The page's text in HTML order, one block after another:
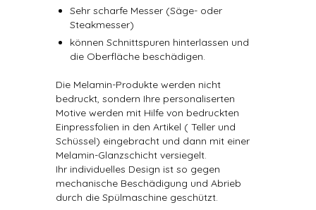
Sehr scharfe Messer (Säge- oder
Steakmesser)
können Schnittspuren hinterlassen und
die Oberfläche beschädigen.
Die Melamin-Produkte werden nicht
bedruckt, sondern Ihre personaliserten
Motive werden mit Hilfe von bedruckten
Einpressfolien in den Artikel ( Teller und
Schüssel) eingebracht und dann mit einer
Melamin-Glanzschicht versiegelt.
Ihr individuelles Design ist so gegen
mechanische Beschädigung und Abrieb
durch die Spülmaschine geschützt.